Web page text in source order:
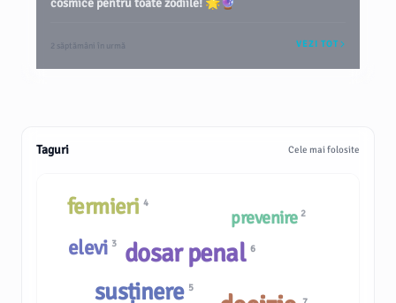
cosmice pentru toate zodiile! 🌟🔮
2 săptămâni în urmă VEZI TOT
Taguri Cele mai folosite
prevenire 2
fermieri4
susținere 5
dosar penal6
elevi 3